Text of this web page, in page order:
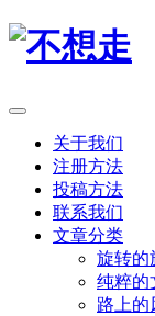
关于我们
注册方法
投稿方法
联系我们
文章分类
旋转的
纯粹的
路上的